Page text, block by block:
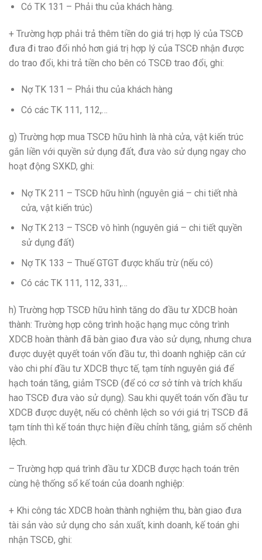
Có TK 131 – Phải thu của khách hàng.
+ Trường hợp phải trả thêm tiền do giá trị hợp lý của TSCĐ
đưa đi trao đổi nhỏ hơn giá trị hợp lý của TSCĐ nhận được
do trao đổi, khi trả tiền cho bên có TSCĐ trao đổi, ghi:
Nợ TK 131 – Phải thu của khách hàng
Có các TK 111, 112,…
g) Trường hợp mua TSCĐ hữu hình là nhà cửa, vật kiến trúc
gắn liền với quyền sử dụng đất, đưa vào sử dụng ngay cho
hoạt động SXKD, ghi:
Nợ TK 211 – TSCĐ hữu hình (nguyên giá – chi tiết nhà
cửa, vật kiến trúc)
Nợ TK 213 – TSCĐ vô hình (nguyên giá – chi tiết quyền
sử dụng đất)
Nợ TK 133 – Thuế GTGT được khấu trừ (nếu có)
Có các TK 111, 112, 331,…
h) Trường hợp TSCĐ hữu hình tăng do đầu tư XDCB hoàn
thành: Trường hợp công trình hoặc hạng mục công trình
XDCB hoàn thành đã bàn giao đưa vào sử dụng, nhưng chưa
được duyệt quyết toán vốn đầu tư, thì doanh nghiệp căn cứ
vào chi phí đầu tư XDCB thực tế, tạm tính nguyên giá để
hạch toán tăng, giảm TSCĐ (để có cơ sở tính và trích khấu
hao TSCĐ đưa vào sử dụng). Sau khi quyết toán vốn đầu tư
XDCB được duyệt, nếu có chênh lệch so với giá trị TSCĐ đã
tạm tính thì kế toán thực hiện điều chỉnh tăng, giảm số chênh
lệch.
– Trường hợp quá trình đầu tư XDCB được hạch toán trên
cùng hệ thống sổ kế toán của doanh nghiệp:
+ Khi công tác XDCB hoàn thành nghiệm thu, bàn giao đưa
tài sản vào sử dụng cho sản xuất, kinh doanh, kế toán ghi
nhận TSCĐ, ghi: